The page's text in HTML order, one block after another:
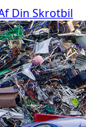
Din Skrotbil